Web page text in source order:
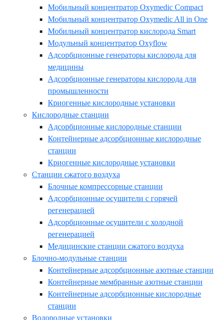
Мобильный концентратор Oxymedic Сompact
Мобильный концентратор Oxymedic All in One
Мобильный концентратор кислорода Smart
Модульный концентратор Oxyflow
Адсорбционные генераторы кислорода для
медицины
Адсорбционные генераторы кислорода для
промышленности
Криогенные кислородные установки
Кислородные станции
Адсорбционные кислородные станции
Контейнерные адсорбционные кислородные
станции
Криогенные кислородные установки
Станции сжатого воздуха
Блочные компрессорные станции
Адсорбционные осушители с горячей
регенерацией
Адсорбционные осушители с холодной
регенерацией
Медицинские станции сжатого воздуха
Блочно-модульные станции
Контейнерные адсорбционные азотные станции
Контейнерные мембранные азотные станции
Контейнерные адсорбционные кислородные
станции
Водородные установки